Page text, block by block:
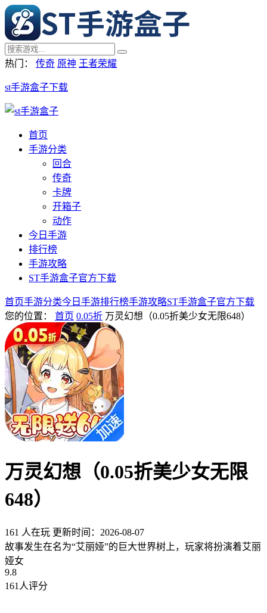
热门： 传奇 原神 王者荣耀
st手游盒子下载
首页
手游分类
回合
传奇
卡牌
开箱子
动作
今日手游
排行榜
手游攻略
ST手游盒子官方下载
首页手游分类今日手游排行榜手游攻略ST手游盒子官方下载
您的位置：
首页 0.05折 万灵幻想（0.05折美少女无限648）
万灵幻想（0.05折美少女无限
648）
161 人在玩 更新时间：2026-08-07
故事发生在名为“艾丽娅”的巨大世界树上，玩家将扮演着艾丽
娅女
9.8
161人评分